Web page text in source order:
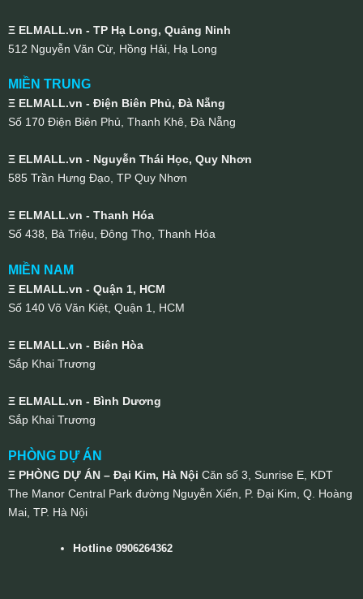
Ξ ELMALL.vn - TP Hạ Long, Quảng Ninh
512 Nguyễn Văn Cừ, Hồng Hải, Hạ Long
MIỀN TRUNG
Ξ ELMALL.vn - Điện Biên Phủ, Đà Nẵng
Số 170 Điện Biên Phủ, Thanh Khê, Đà Nẵng
Ξ ELMALL.vn - Nguyễn Thái Học, Quy Nhơn
585 Trần Hưng Đạo, TP Quy Nhơn
Ξ ELMALL.vn - Thanh Hóa
Số 438, Bà Triệu, Đông Thọ, Thanh Hóa
MIỀN NAM
Ξ ELMALL.vn - Quận 1, HCM
Số 140 Võ Văn Kiệt, Quận 1, HCM
Ξ ELMALL.vn - Biên Hòa
Sắp Khai Trương
Ξ ELMALL.vn - Bình Dương
Sắp Khai Trương
PHÒNG DỰ ÁN
Ξ PHÒNG DỰ ÁN – Đại Kim, Hà Nội Căn số 3, Sunrise E, KDT
The Manor Central Park đường Nguyễn Xiển, P. Đại Kim, Q. Hoàng
Mai, TP. Hà Nội
Hotline0906264362